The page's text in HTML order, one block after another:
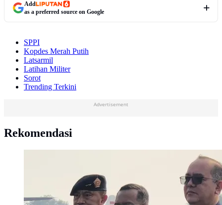
Add
as a preferred source on Google
SPPI
Kopdes Merah Putih
Latsarmil
Latihan Militer
Sorot
Trending Terkini
Advertisement
Rekomendasi